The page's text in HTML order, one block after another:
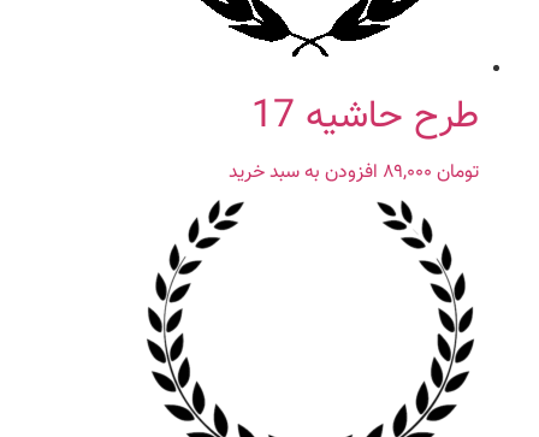
طرح حاشیه 17
تومان افزودن به سبد خرید